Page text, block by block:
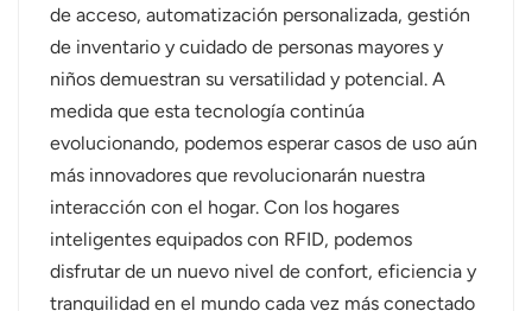
de acceso, automatización personalizada, gestión
de inventario y cuidado de personas mayores y
niños demuestran su versatilidad y potencial. A
medida que esta tecnología continúa
evolucionando, podemos esperar casos de uso aún
más innovadores que revolucionarán nuestra
interacción con el hogar. Con los hogares
inteligentes equipados con RFID, podemos
disfrutar de un nuevo nivel de confort, eficiencia y
tranquilidad en el mundo cada vez más conectado